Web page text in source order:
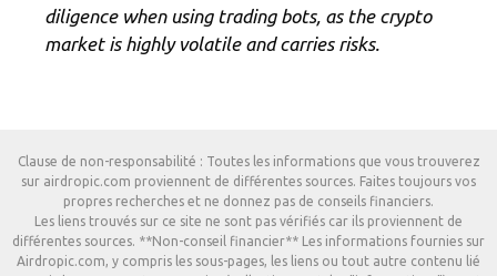
diligence when using trading bots, as the crypto
market is highly volatile and carries risks.
Clause de non-responsabilité : Toutes les informations que vous trouverez
sur airdropic.com proviennent de différentes sources. Faites toujours vos
propres recherches et ne donnez pas de conseils financiers.
Les liens trouvés sur ce site ne sont pas vérifiés car ils proviennent de
différentes sources. **Non-conseil financier** Les informations fournies sur
Airdropic.com, y compris les sous-pages, les liens ou tout autre contenu lié